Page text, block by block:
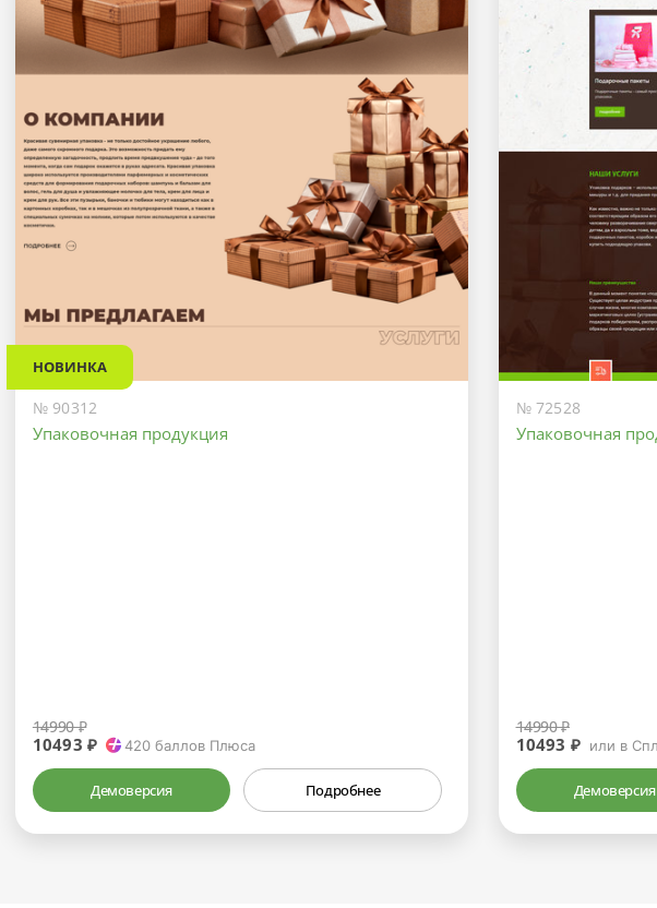
НОВИНКА
№ 90312
Упаковочная продукция
14990 ₽
10493 ₽ 420 баллов Плюса
Демоверсия Подробнее
№ 72528
Упаковочная
14990 ₽
10493 ₽ или в
Демоверсия